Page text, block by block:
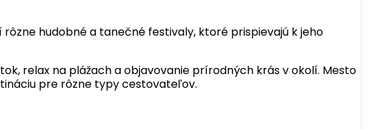
hudobné a tanečné festivaly, ktoré prispievajú k jeho
relax na plážach a objavovanie prírodných krás v okolí. Mesto
pre rôzne typy cestovateľov.